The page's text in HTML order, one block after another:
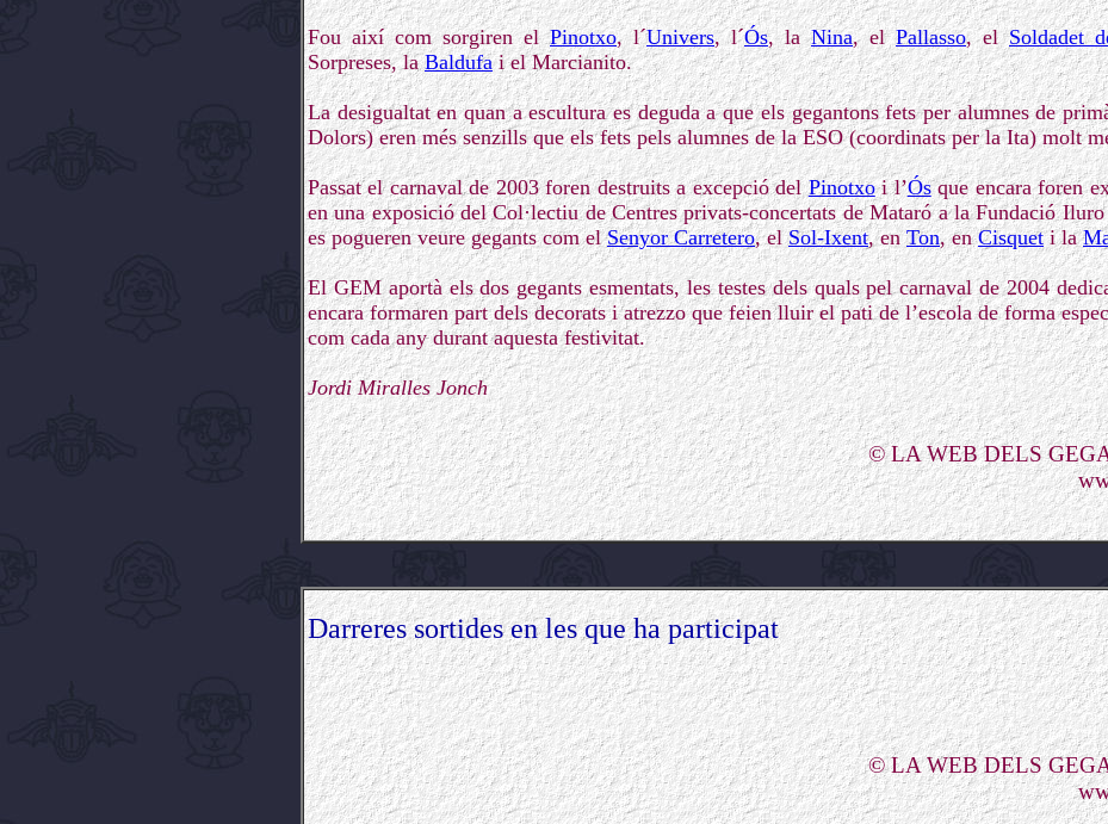
Fou així com sorgiren elPinotxo, l´Univers, l´Ós, laNina, elPallasso, elSoldadet
Sorpreses, laBaldufai el Marcianito.
La desigualtat en quan a escultura es deguda a que els gegantons fets per alumnes de
Dolors) eren més senzills que els fets pels alumnes de la ESO (coordinats per la Ita) molt
Passat el carnaval de 2003 foren destruits a excepció delPinotxoi l’Ósque encara foren
en una exposició del Col·lectiu de Centres privats-concertats de Mataró a la Fundació
es pogueren veure gegants com elSenyor Carretero, elSol-Ixent, enTon, enCisqueti la
El GEM aportà els dos gegants esmentats, les testes dels quals pel carnaval de 2004
encara formaren part dels decorats i atrezzo que feien lluir el pati de l’escola de forma
com cada any durant aquesta festivitat.
Jordi Miralles Jonch
© LA WEB DELS
Darreres sortides en les que ha participat
© LA WEB DELS